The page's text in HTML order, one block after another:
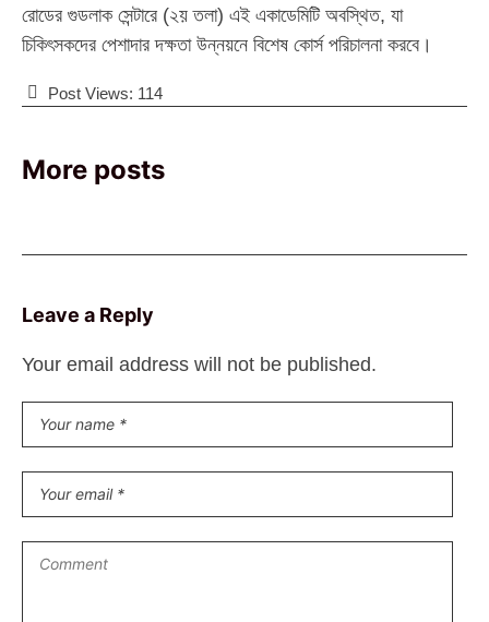
রোডের গুডলাক সেন্টারে (২য় তলা) এই একাডেমিটি অবস্থিত, যা
চিকিৎসকদের পেশাদার দক্ষতা উন্নয়নে বিশেষ কোর্স পরিচালনা করবে।
Post Views: 114
More posts
Leave a Reply
Your email address will not be published.